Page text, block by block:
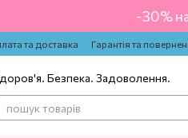
-30%
та доставка Гарантія та
Безпека. Задоволення.